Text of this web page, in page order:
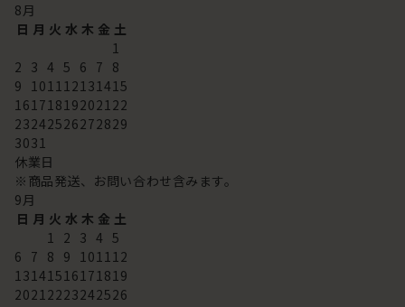
8月
日 月 火 水 木 金 土
1
2 3 4 5 6 7 8
9 101112131415
16171819202122
23242526272829
3031
休業日
※商品発送、お問い合わせ含みます。
9月
日 月 火 水 木 金 土
1 2 3 4 5
6 7 8 9 101112
13141516171819
20212223242526